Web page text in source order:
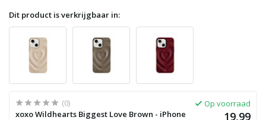
Dit product is verkrijgbaar in:
(0)
xoxo Wildhearts Biggest Love Brown - iPhone
Op voorraad
19,99